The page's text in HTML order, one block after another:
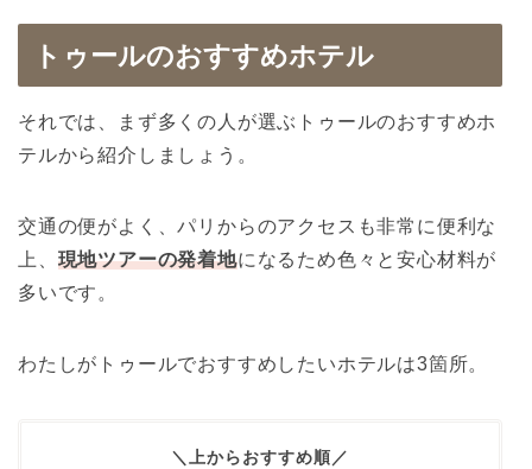
トゥールのおすすめホテル
それでは、まず多くの人が選ぶトゥールのおすすめホ
テルから紹介しましょう。
交通の便がよく、パリからのアクセスも非常に便利な
上、 現地ツアーの発着地になるため色々と安心材料が
多いです。
わたしがトゥールでおすすめしたいホテルは3箇所。
＼上からおすすめ順／